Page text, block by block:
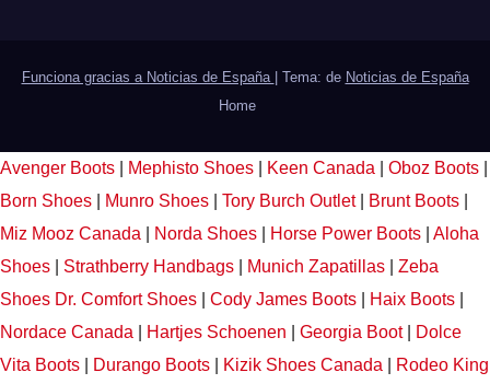
Funciona gracias a Noticias de España | Tema: de Noticias de España
Home
Avenger Boots Mephisto Shoes Keen Canada Oboz Boots
Born Shoes
Munro Shoes Tory Burch Outlet Brunt Boots
Miz Mooz Canada
Norda Shoes Horse Power Boots
Aloha
Shoes
Strathberry Handbags Munich Zapatillas
Zeba
Shoes Dr. Comfort Shoes Cody James Boots Haix Boots
Nordace Canada
Hartjes Schoenen Georgia Boot|
Dolce
Vita Boots
Durango Boots Kizik Shoes Canada Rodeo King